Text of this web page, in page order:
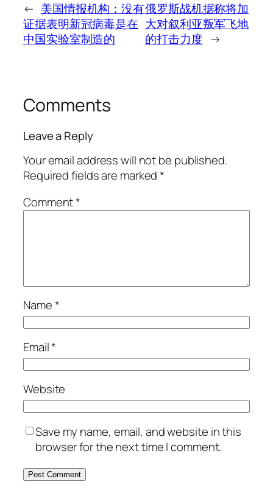
← 美国情报机构：没有
证据表明新冠病毒是在
中国实验室制造的
俄罗斯战机据称将加
大对叙利亚叛军飞地
的打击力度 →
Comments
Leave a Reply
Your email address will not be published.
Required fields are marked*
Comment*
Name*
Email*
Website
Save my name, email, and website in this
browser for the next time I comment.